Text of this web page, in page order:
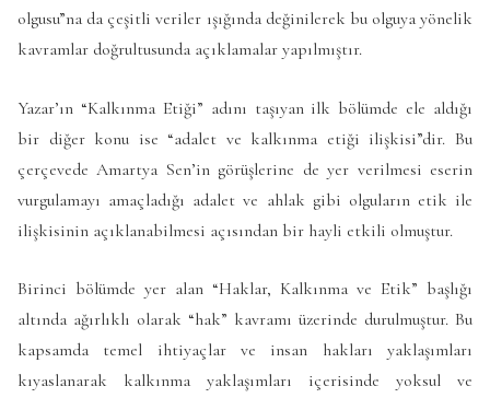
olgusu”na da çeşitli veriler ışığında değinilerek bu olguya yönelik
kavramlar doğrultusunda açıklamalar yapılmıştır.
Yazar’ın “Kalkınma Etiği” adını taşıyan ilk bölümde ele aldığı
bir diğer konu ise “adalet ve kalkınma etiği ilişkisi”dir. Bu
çerçevede Amartya Sen’in görüşlerine de yer verilmesi eserin
vurgulamayı amaçladığı adalet ve ahlak gibi olguların etik ile
ilişkisinin açıklanabilmesi açısından bir hayli etkili olmuştur.
Birinci bölümde yer alan “Haklar, Kalkınma ve Etik” başlığı
altında ağırlıklı olarak “hak” kavramı üzerinde durulmuştur. Bu
kapsamda temel ihtiyaçlar ve insan hakları yaklaşımları
kıyaslanarak kalkınma yaklaşımları içerisinde yoksul ve